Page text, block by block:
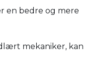
en bedre og mere
mekaniker, kan